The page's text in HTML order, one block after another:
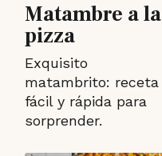
Matambre a la
pizza
Exquisito
matambrito: receta
fácil y rápida para
sorprender.